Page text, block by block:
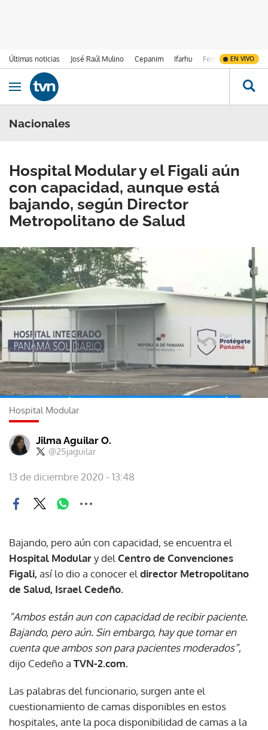
Últimas noticias José Raúl Mulino Cepanim Ifarhu Fenómeno de El
EN VIVO
Ir al contenido
Obrir navegació
Nacionales
Hospital Modular y el Figali aún
con capacidad, aunque está
bajando, según Director
Metropolitano de Salud
Hospital Modular
Jilma Aguilar O.
@25jaguilar
13 de diciembre 2020 - 13:48
Bajando, pero aún con capacidad, se encuentra el
Hospital Modulary del Centro de Convenciones
Figali,así lo dio a conocer el director Metropolitano
de Salud, Israel Cedeño.
“Ambos están aun con capacidad de recibir paciente.
Bajando, pero aún. Sin embargo, hay que tomar en
cuenta que ambos son para pacientes moderados”,
dijo Cedeño a TVN-2.com.
Las palabras del funcionario, surgen ante el
cuestionamiento de camas disponibles en estos
hospitales, ante la poca disponibilidad de camas a la